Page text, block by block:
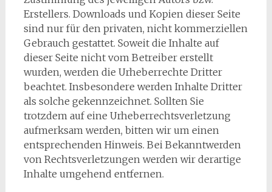
Erstellers. Downloads und Kopien dieser Seite
sind nur für den privaten, nicht kommerziellen
Gebrauch gestattet. Soweit die Inhalte auf
dieser Seite nicht vom Betreiber erstellt
wurden, werden die Urheberrechte Dritter
beachtet. Insbesondere werden Inhalte Dritter
als solche gekennzeichnet. Sollten Sie
trotzdem auf eine Urheberrechtsverletzung
aufmerksam werden, bitten wir um einen
entsprechenden Hinweis. Bei Bekanntwerden
von Rechtsverletzungen werden wir derartige
Inhalte umgehend entfernen.